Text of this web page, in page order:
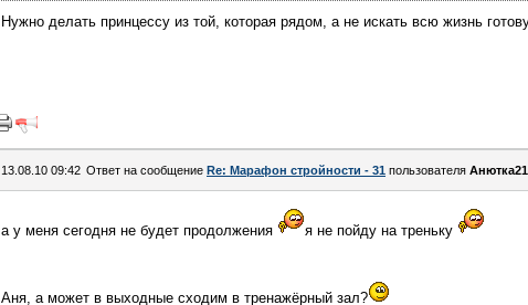
Нужно делать принцессу из той, которая рядом, а не искать всю жизнь
13.08.10 09:42 Ответ на сообщение Re: Марафон стройности - 31 пользователя
а у меня сегодня не будет продолжения я не пойду на треньку
Аня, а может в выходные сходим в тренажёрный зал?